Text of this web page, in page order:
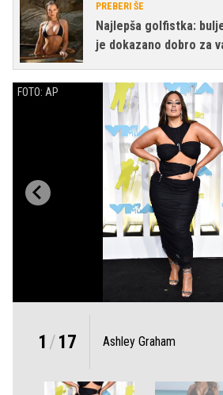
PREBERI ŠE
Najlepša golfistka:
je dokazano dobro za
FOTO: AP
1 /17 Ashley Graham